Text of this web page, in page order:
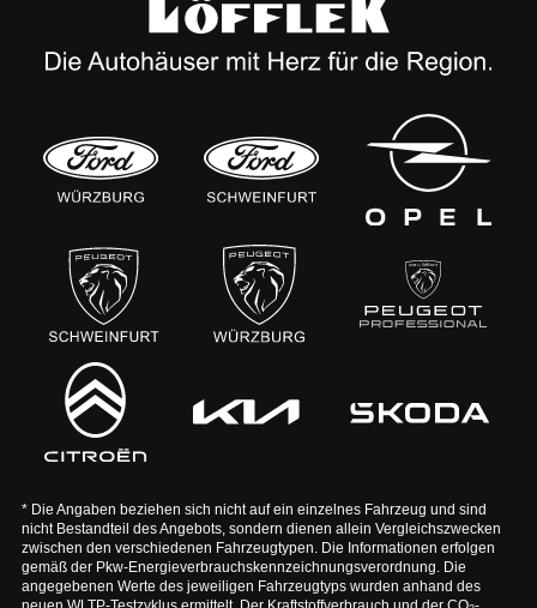
* Die Angaben beziehen sich nicht auf ein einzelnes Fahrzeug und sind
nicht Bestandteil des Angebots, sondern dienen allein Vergleichszwecken
zwischen den verschiedenen Fahrzeugtypen. Die Informationen erfolgen
gemäß der Pkw-Energieverbrauchskennzeichnungsverordnung. Die
angegebenen Werte des jeweiligen Fahrzeugtyps wurden anhand des